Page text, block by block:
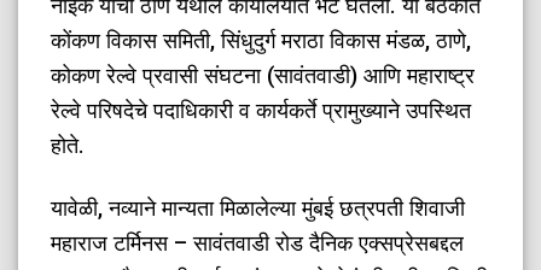
कोंकण विकास समिती, सिंधुदुर्ग मराठा विकास मंडळ, ठाणे,
कोकण रेल्वे प्रवासी संघटना (सावंतवाडी) आणि महाराष्ट्र
रेल्वे परिषदेचे पदाधिकारी व कार्यकर्ते प्रामुख्याने उपस्थित
होते.
​यावेळी, नव्याने मान्यता मिळालेल्या मुंबई छत्रपती शिवाजी
महाराज टर्मिनस – सावंतवाडी रोड दैनिक एक्सप्रेसबद्दल